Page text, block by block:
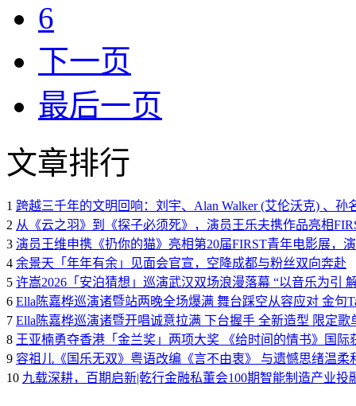
6
下一页
最后一页
文章排行
1 跨越三千年的文明回响：刘宇、Alan Walker (艾伦沃克) 、
2 从《云之羽》到《探子必须死》，演员王乐夫携作品亮相
3 演员王维申携《扔你的猫》亮相第20届FIRST青年电影展，
4 余景天「年年有余」见面会官宣，空降成都与粉丝双向奔赴
5 许嵩2026「安泊猜想」巡演武汉双场浪漫落幕 “以音乐为引
6 Ella陈嘉桦巡演诸暨站两晚全场爆满 舞台踩空从容应对 金句
7 Ella陈嘉桦巡演诸暨开唱诚意拉满 下台握手 全新造型 限定歌
8 王亚楠勇夺香港「金兰奖」两项大奖 《给时间的情书》国际
9 容祖儿《国乐无双》粤语改编《言不由衷》 与遗憾思绪温柔
10 九载深耕，百期启新|乾行金融私董会100期智能制造产业投